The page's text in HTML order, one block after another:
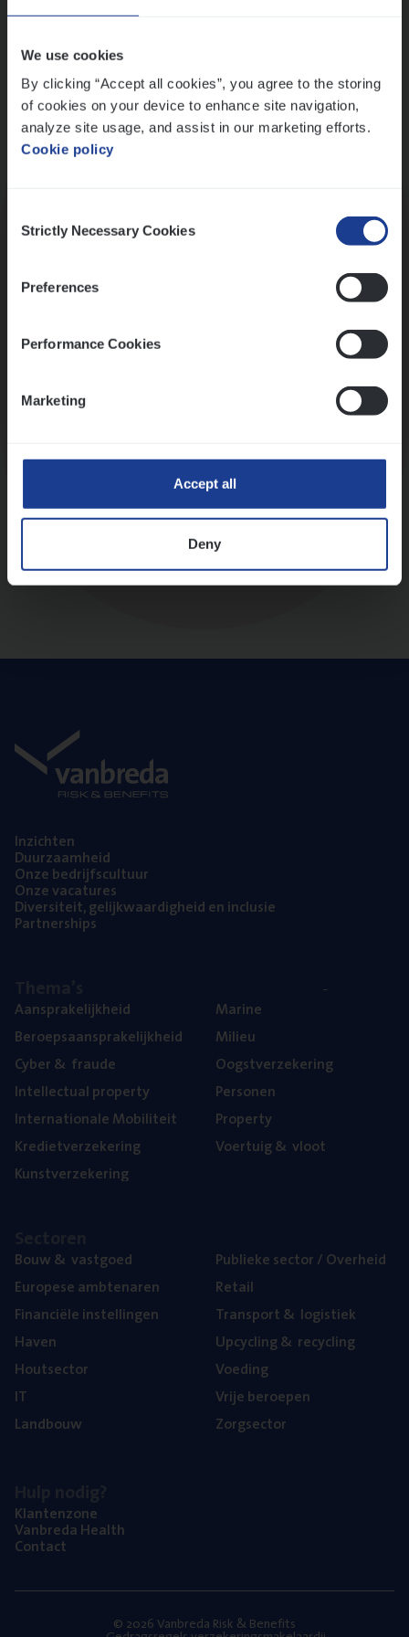
We use cookies
By clicking “Accept all cookies”, you agree to the storing
of cookies on your device to enhance site navigation,
analyze site usage, and assist in our marketing efforts.
Cookie policy
Selection
Strictly Necessary Cookies
Preferences
Performance Cookies
Marketing
Accept all
Deny
Inzich­ten
Duur­zaam­heid
Onze bedrijfs­cul­tuur
Onze vaca­tu­res
Diver­si­teit, gelijk­waar­dig­heid en inclusie
Part­ner­ships
Aan­spra­ke­lijk­heid
Beroeps­aan­spra­ke­lijk­heid
Cyber& fraude
Intel­lec­tu­al property
Inter­na­ti­o­na­le Mobiliteit
Kre­diet­ver­ze­ke­ring
Kunst­ver­ze­ke­ring
Mari­ne
Mili­eu
Oogst­ver­ze­ke­ring
Per­so­nen
Pro­per­ty
Voer­tuig& vloot
Bouw& vastgoed
Euro­pe­se ambtenaren
Finan­ci­ë­le instellingen
Haven
Hout­sec­tor
IT
Land­bouw
Publie­ke sec­tor / Overheid
Retail
Trans­port& logistiek
Upcy­cling& recycling
Voe­ding
Vrije beroe­pen
Zorg­sec­tor
Klan­ten­zo­ne
Van­b­re­da Health
Con­tact
© 2026 Vanbreda Risk & Benefits